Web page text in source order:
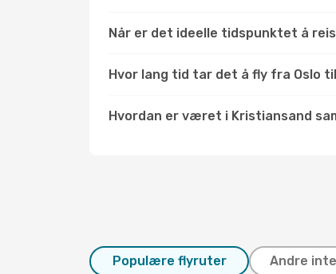
Når er det ideelle tidspunktet å
Hvor lang tid tar det å fly fra Oslo
Hvordan er været i Kristiansand
Populære flyruter Andre